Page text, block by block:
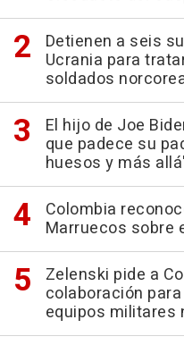
Detienen a seis
Ucrania para
soldados
El hijo de Joe
que padece su
huesos y más
Colombia
Marruecos sobre
Zelenski pide a
colaboración
equipos militares